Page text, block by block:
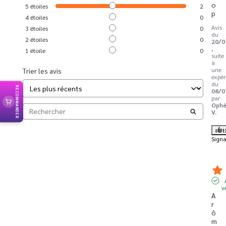
5 étoiles
2
4étoiles
0
3 étoiles
0
2 étoiles
0
1 étoile 0
Trier les avis
o
p
Avis
du
20/
,
suite
à
une
du
08/
par
V.
A
r
ô
m
RECOMMANDER